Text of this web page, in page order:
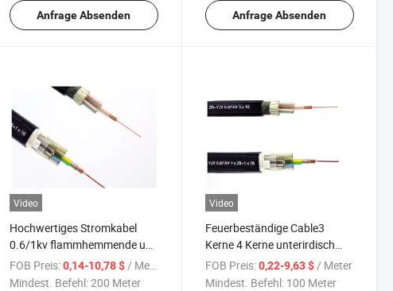
Anfrage Absenden Anfrage Absenden
Video
Hochwertiges Stromkabel
0.6/1kv flammhemmende und
feuerbeständige Isolierung
elektrischer Drähte Kabel
FOB Preis: 0,14-10,78 $/ Meter
Mindest. Befehl:200 Meter
Video
Feuerbeständige Cable3
Kerne 4 Kerne unterirdisch
gepanzerte XLPE-Isolierung
Lsohjacket Stromkabel
FOB Preis: 0,22-9,63 $/ Meter
Mindest. Befehl: 100 Meter